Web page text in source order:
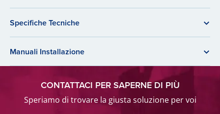
Specifiche Tecniche
Manuali Installazione
CONTATTACI PER SAPERNE DI PIÙ
Speriamo di trovare la giusta soluzione per voi